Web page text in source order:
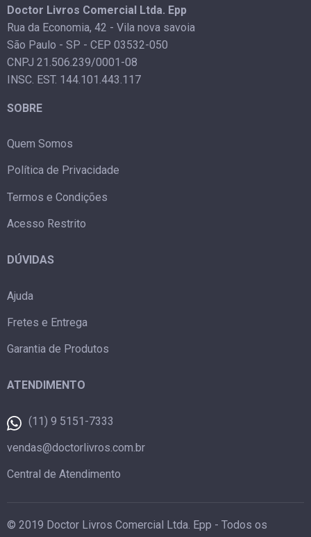
Doctor Livros Comercial Ltda. Epp
Rua da Economia, 42 - Vila nova savoia
São Paulo - SP - CEP 03532-050
CNPJ 21.506.239/0001-08
INSC. EST. 144.101.443.117
SOBRE
Quem Somos
Política de Privacidade
Termos e Condições
Acesso Restrito
DÚVIDAS
Ajuda
Fretes e Entrega
Garantia de Produtos
ATENDIMENTO
(11) 9 5151-7333
vendas@doctorlivros.com.br
Central de Atendimento
© 2019 Doctor Livros Comercial Ltda. Epp - Todos os